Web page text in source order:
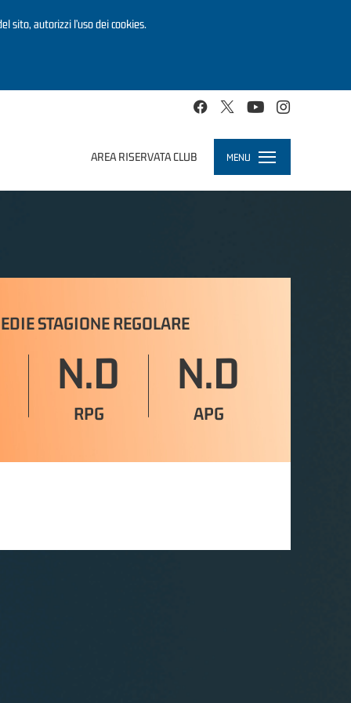
sito, autorizzi l’uso dei cookies.
AREA RISERVATA CLUB MENU
Toggle
navigation
STAGIONE REGOLARE
N.D
RPG
N.D
APG